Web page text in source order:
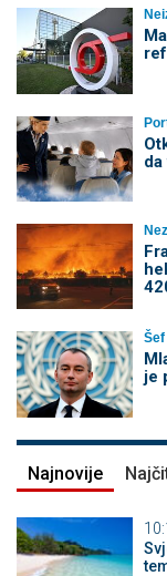
je
Najnovije